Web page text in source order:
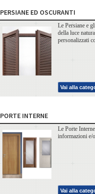
PERSIANE ED OSCURANTI
Le Persiane e
della luce
personalizzati
Vai alla
PORTE INTERNE
Le Porte
informazioni e/
Vai alla